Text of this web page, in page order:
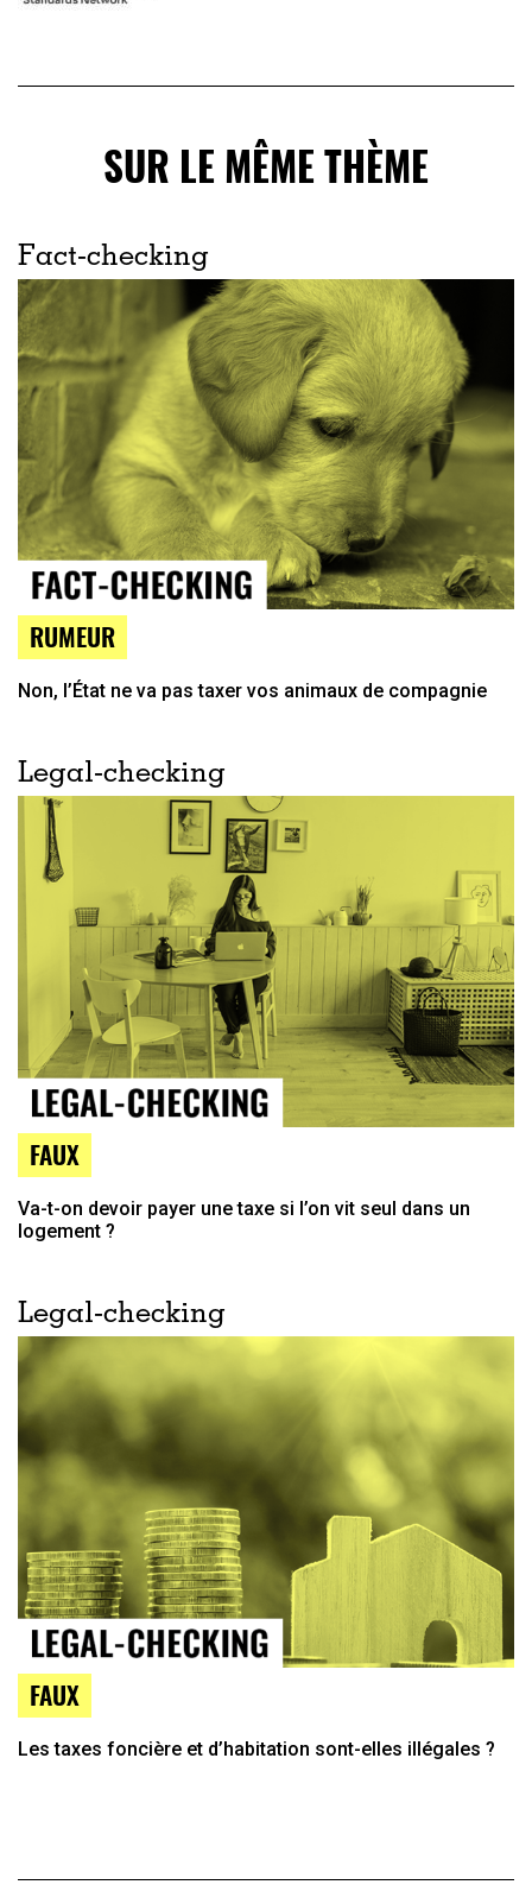
SUR LE MÊME THÈME
Fact-checking
RUMEUR
Non, l’État ne va pas taxer vos animaux de compagnie
Legal-checking
FAUX
Va-t-on devoir payer une taxe si l’on vit seul dans un
logement ?
Legal-checking
FAUX
Les taxes foncière et d’habitation sont-elles illégales ?